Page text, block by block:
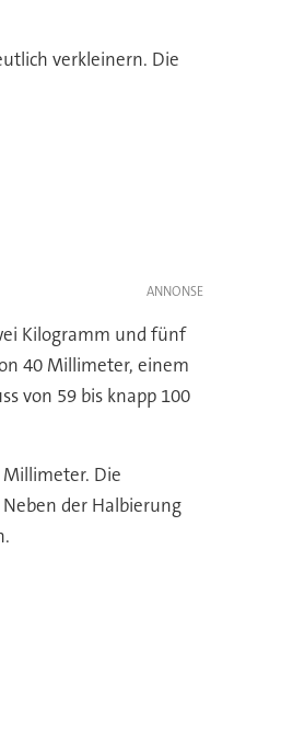
verkleinern. Die
Kilogramm und fünf
40 Millimeter, einem
von 59 bis knapp 100
Die
der Halbierung